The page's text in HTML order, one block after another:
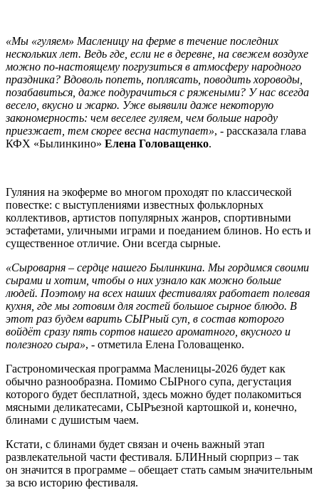
«Мы «гуляем» Масленицу на ферме в течение последних
нескольких лет. Ведь где, если не в деревне, на свежем воздухе
можно по-настоящему погрузиться в атмосферу народного
праздника? Вдоволь попеть, поплясать, поводить хороводы,
позабавиться, даже подурачиться с ряжеными? У нас всегда
весело, вкусно и жарко. Уже выявили даже некоторую
закономерность: чем веселее гуляем, чем больше народу
приезжает, тем скорее весна наступает», - рассказала глава
КФХ «Былинкино» Елена Головащенко.
Гуляния на экоферме во многом проходят по классической
повестке: с выступлениями известных фольклорных
коллективов, артистов популярных жанров, спортивными
эстафетами, уличными играми и поеданием блинов. Но есть и
существенное отличие. Они всегда сырные.
«Сыроварня – сердце нашего Былинкина. Мы гордимся своими
сырами и хотим, чтобы о них узнало как можно больше
людей. Поэтому на всех наших фестивалях работает полевая
кухня, где мы готовим для гостей большое сырное блюдо. В
этот раз будем варить СЫРный суп, в состав которого
войдёт сразу пять сортов нашего ароматного, вкусного и
полезного сыра», - отметила Елена Головащенко.
Гастрономическая программа Масленицы-2026 будет как
обычно разнообразна. Помимо СЫРного супа, дегустация
которого будет бесплатной, здесь можно будет полакомиться
мясными деликатесами, СЫРъезной картошкой и, конечно,
блинами с душистым чаем.
Кстати, с блинами будет связан и очень важный этап
развлекательной части фестиваля. БЛИНный сюрприз – так
он значится в программе – обещает стать самым значительным
за всю историю фестиваля.